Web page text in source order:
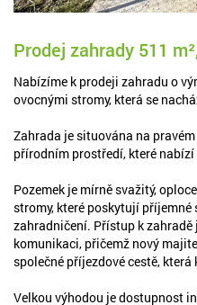
Prodej zahrady 511
Nabízíme k prodeji zahradu o
ovocnými stromy, která se
Zahrada je situována na
přírodním prostředí, které
Pozemek je mírně svažitý,
stromy, které poskytují
zahradničení. Přístup k zahradě
komunikaci, přičemž nový
společné příjezdové cestě,
Velkou výhodou je dostupnost